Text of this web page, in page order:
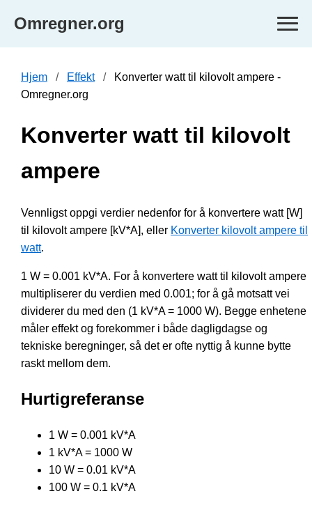
Omregner.org
Hjem Effekt
Konverter watt til kilovolt ampere -
Omregner.org
Konverter watt til kilovolt
ampere
Vennligst oppgi verdier nedenfor for å konvertere watt [W]
til kilovolt ampere [kV*A], eller Konverter kilovolt ampere til
watt.
1 W = 0.001 kV*A. For å konvertere watt til kilovolt ampere
multipliserer du verdien med 0.001; for å gå motsatt vei
dividerer du med den (1 kV*A = 1000 W). Begge enhetene
måler effekt og forekommer i både dagligdagse og
tekniske beregninger, så det er ofte nyttig å kunne bytte
raskt mellom dem.
Hurtigreferanse
1 W = 0.001 kV*A
1 kV*A = 1000 W
10 W = 0.01 kV*A
100 W = 0.1 kV*A